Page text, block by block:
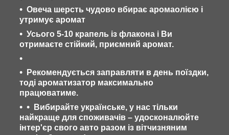
Овеча шерсть чудово вбирає аромаолією і
утримує аромат
Усього 5-10 крапель із флакона і Ви
отримаєте стійкий, приємний аромат.
Рекомендується заправляти в день поїздки,
тоді ароматизатор максимально
працюватиме.
Вибирайте українське, у нас тільки
найкраще для споживачів – удосконалюйте
інтер'єр свого авто разом із вітчизняним